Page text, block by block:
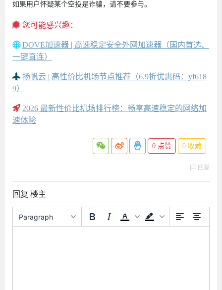
如果用户怀疑某个空投是诈骗，请不要参与。
您可能感兴趣：
DOVE加速器 | 高速稳定安全外网加速器（国内首选、
一键直连）
扬帆云 | 高性价比机场节点推荐（6.9折优惠码：yf618
9）
2026 最新性价比机场排行榜：畅享高速稳定的网络加
速体验
0 点赞 0 收藏
回复
回复 楼主
Paragraph